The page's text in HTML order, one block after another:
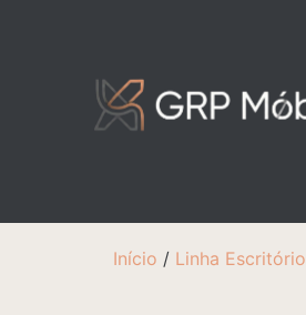
Início / Linha Escritório